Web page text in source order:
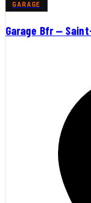
GARAGE
Garage Bfr —